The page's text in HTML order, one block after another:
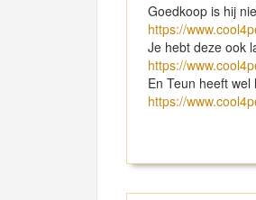
Goedkoop is hij
https://
Je hebt deze ook
https://
En Teun heeft wel
https://